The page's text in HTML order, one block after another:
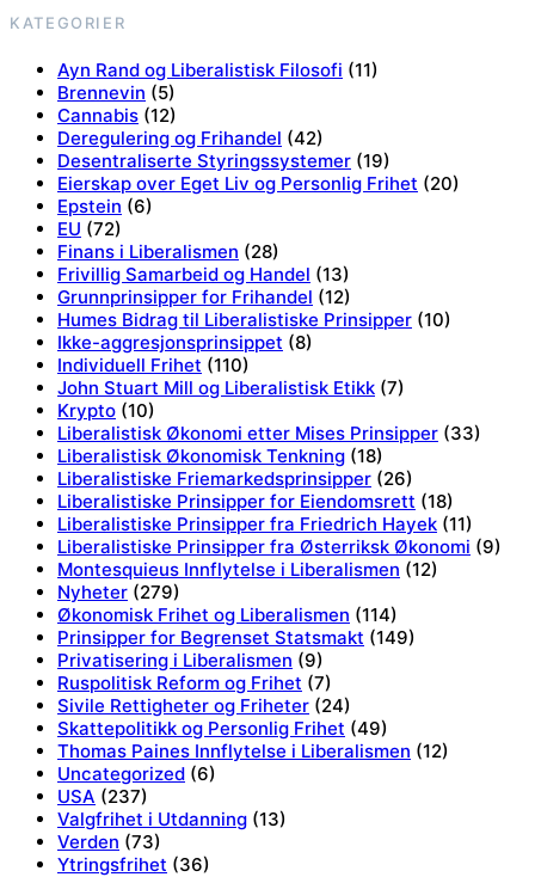
KATEGORIER
Ayn Rand og Liberalistisk Filosofi (11)
Brennevin (5)
Cannabis (12)
Deregulering og Frihandel (42)
Desentraliserte Styringssystemer (19)
Eierskap over Eget Liv og Personlig Frihet (20)
Epstein (6)
EU (72)
Finans i Liberalismen (28)
Frivillig Samarbeid og Handel (13)
Grunnprinsipper for Frihandel (12)
Humes Bidrag til Liberalistiske Prinsipper (10)
Ikke-aggresjonsprinsippet (8)
Individuell Frihet (110)
John Stuart Mill og Liberalistisk Etikk (7)
Krypto (10)
Liberalistisk Økonomi etter Mises Prinsipper (33)
Liberalistisk Økonomisk Tenkning (18)
Liberalistiske Friemarkedsprinsipper (26)
Liberalistiske Prinsipper for Eiendomsrett (18)
Liberalistiske Prinsipper fra Friedrich Hayek (11)
Liberalistiske Prinsipper fra Østerriksk Økonomi (9)
Montesquieus Innflytelse i Liberalismen (12)
Nyheter (279)
Økonomisk Frihet og Liberalismen (114)
Prinsipper for Begrenset Statsmakt (149)
Privatisering i Liberalismen (9)
Ruspolitisk Reform og Frihet (7)
Sivile Rettigheter og Friheter (24)
Skattepolitikk og Personlig Frihet (49)
Thomas Paines Innflytelse i Liberalismen (12)
Uncategorized (6)
USA (237)
Valgfrihet i Utdanning (13)
Verden (73)
Ytringsfrihet (36)